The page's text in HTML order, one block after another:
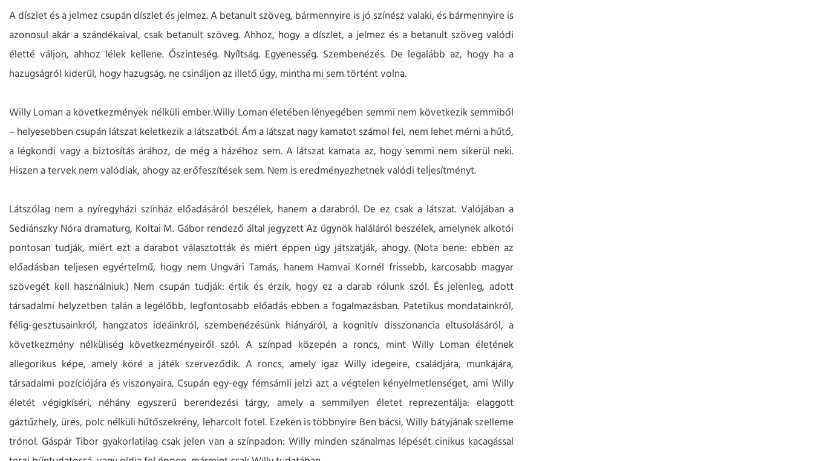
A díszlet és a jelmez csupán díszlet és jelmez. A betanult szöveg, bármennyire is jó színész valaki, és bármennyire is
azonosul akár a szándékaival, csak betanult szöveg. Ahhoz, hogy a díszlet, a jelmez és a betanult szöveg valódi
életté váljon, ahhoz lélek kellene. Őszinteség. Nyíltság. Egyenesség. Szembenézés. De legalább az, hogy ha a
hazugságról kiderül, hogy hazugság, ne csináljon az illető úgy, mintha mi sem történt volna.
Willy Loman a következmények nélküli ember.Willy Loman életében lényegében semmi nem következik semmiből
– helyesebben csupán látszat keletkezik a látszatból. Ám a látszat nagy kamatot számol fel, nem lehet mérni a hűtő,
a légkondi vagy a biztosítás árához, de még a házéhoz sem. A látszat kamata az, hogy semmi nem sikerül neki.
Hiszen a tervek nem valódiak, ahogy az erőfeszítések sem. Nem is eredményezhetnek valódi teljesítményt.
Látszólag nem a nyíregyházi színház előadásáról beszélek, hanem a darabról. De ez csak a látszat. Valójában a
Sediánszky Nóra dramaturg, Koltai M. Gábor rendező által jegyzett Az ügynök haláláról beszélek, amelynek alkotói
pontosan tudják, miért ezt a darabot választották és miért éppen úgy játszatják, ahogy. (Nota bene: ebben az
előadásban teljesen egyértelmű, hogy nem Ungvári Tamás, hanem Hamvai Kornél frissebb, karcosabb magyar
szövegét kell használniuk.) Nem csupán tudják: értik és érzik, hogy ez a darab rólunk szól. És jelenleg, adott
társadalmi helyzetben talán a legélőbb, legfontosabb előadás ebben a fogalmazásban. Patetikus mondatainkról,
félig-gesztusainkról, hangzatos ideáinkról, szembenézésünk hiányáról, a kognitív disszonancia eltusolásáról, a
következmény nélküliség következményeiről szól. A színpad közepén a roncs, mint Willy Loman életének
allegorikus képe, amely köré a játék szerveződik. A roncs, amely igaz Willy idegeire, családjára, munkájára,
társadalmi pozíciójára és viszonyaira. Csupán egy-egy fémsámli jelzi azt a végtelen kényelmetlenséget, ami Willy
életét végigkíséri, néhány egyszerű berendezési tárgy, amely a semmilyen életet reprezentálja: elaggott
gáztűzhely, üres, polc nélküli hűtőszekrény, leharcolt fotel. Ezeken is többnyire Ben bácsi, Willy bátyjának szelleme
trónol. Gáspár Tibor gyakorlatilag csak jelen van a színpadon: Willy minden szánalmas lépését cinikus kacagással